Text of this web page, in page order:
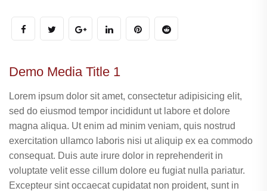
Demo Media Title 1
Lorem ipsum dolor sit amet, consectetur adipisicing elit,
sed do eiusmod tempor incididunt ut labore et dolore
magna aliqua. Ut enim ad minim veniam, quis nostrud
exercitation ullamco laboris nisi ut aliquip ex ea commodo
consequat. Duis aute irure dolor in reprehenderit in
voluptate velit esse cillum dolore eu fugiat nulla pariatur.
Excepteur sint occaecat cupidatat non proident, sunt in